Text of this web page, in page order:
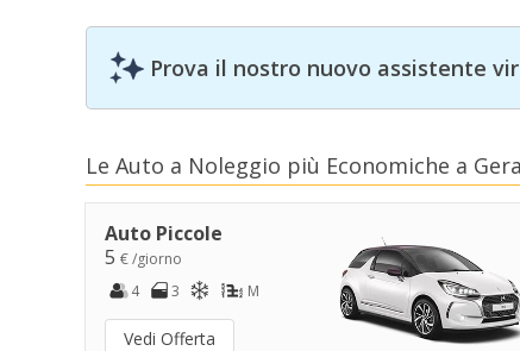
Prova il nostro nuovo assistente
Le Auto a Noleggio più Economiche a
Auto Piccole
5 € /giorno
4
3 M
Vedi Offerta